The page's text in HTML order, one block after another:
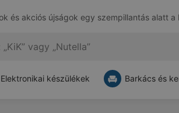
és akciós újságok egy szempillantás alatt a
Elektronikai készülékek Barkács és